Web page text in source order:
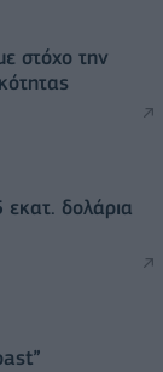
στόχο την
δολάρια